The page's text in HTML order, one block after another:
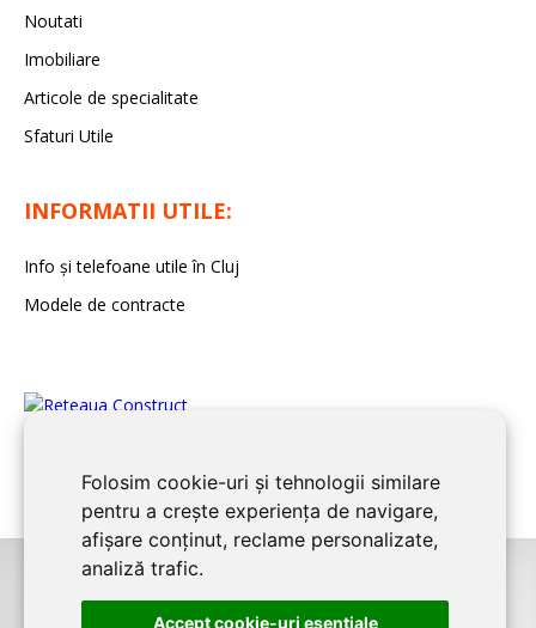
Folosim cookie-uri și tehnologii similare
pentru a crește experiența de navigare,
afișare conținut, reclame personalizate,
analiză trafic.
Accept cookie-uri esenţiale
Noutati
Imobiliare
Articole de specialitate
Sfaturi Utile
INFORMATII UTILE:
Info și telefoane utile în Cluj
Modele de contracte
CLUJ CONSTRUCTeste un serviciu de promovare online pentru